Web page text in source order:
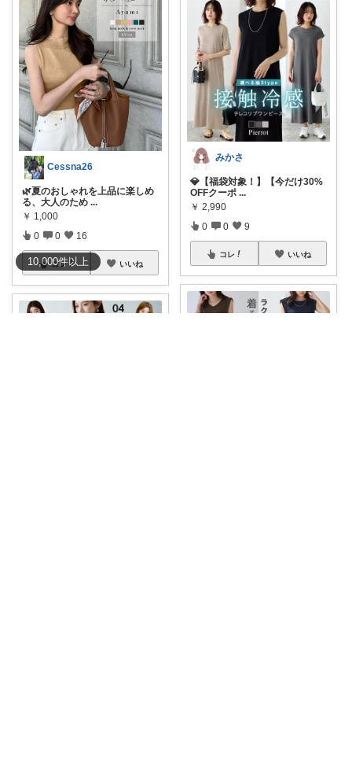
10,000件以上
Cessna26
🌿夏のおしゃれを上品に楽しめ
る、大人のため ...
￥ 1,000
0 0 16
コレ いいね
みかさ
💎【福袋対象！】【今だけ30%
OFFクーポ ...
￥ 2,990
0 0 9
コレ いいね